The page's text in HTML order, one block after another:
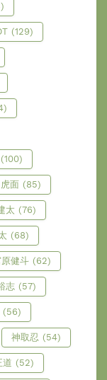
(129)
(100)
虎面 (85)
太 (76)
(68)
健斗 (62)
志 (57)
(56)
神取忍 (54)
道 (52)